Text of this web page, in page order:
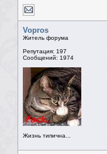
Vopros
Житель форума
Репутация: 197
Сообщений: 1974
Жизнь типична...